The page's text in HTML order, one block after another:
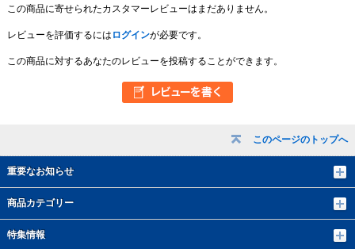
このページのトップへ
重要なお知らせ
商品カテゴリー
特集情報
この商品に寄せられたカスタマーレビューはまだありません。
レビューを評価するには ログインが必要です。
この商品に対するあなたのレビューを投稿することができます。